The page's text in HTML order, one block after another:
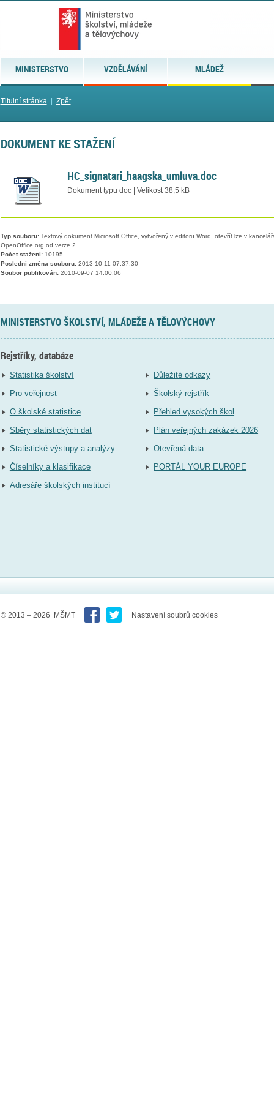
MINISTERSTVO VZDĚLÁVÁNÍ MLÁDEŽ
Titulní stránka| Zpět
DOKUMENT KE STAŽENÍ
HC_signatari_haagska_umluva.doc
Dokument typu doc | Velikost 38,5 kB
Typ souboru:Textový dokument Microsoft Office, vytvořený v editoru Word, otevřít lze v
OpenOffice.org od verze 2.
Počet stažení:10195
Poslední změna souboru:2013-10-11 07:37:30
Soubor publikován:2010-09-07 14:00:06
MINISTERSTVO ŠKOLSTVÍ, MLÁDEŽE A TĚLOVÝCHOVY
Rejstříky, databáze
Statistika školství
Pro veřejnost
O školské statistice
Sběry statistických dat
Statistické výstupy a analýzy
Číselníky a klasifikace
Adresáře školských institucí
Důležité odkazy
Školský rejstřík
Přehled vysokých škol
Plán veřejných zakázek 2026
Otevřená data
PORTÁL YOUR EUROPE
© 2013 – 2026 MŠMT Nastavení soubrů cookies